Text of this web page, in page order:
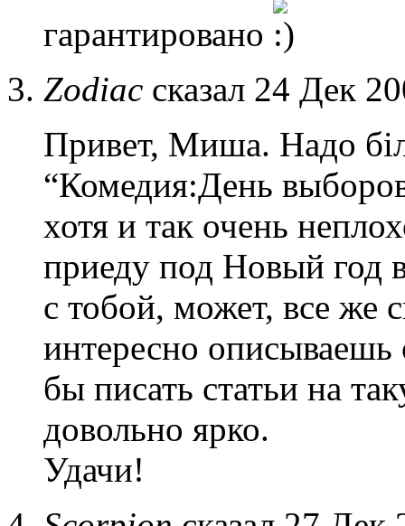
гарантировано
Zodiac сказал 24 Дек
Привет, Миша. Надо
“Комедия:День
хотя и так очень
приеду под Новый год
с тобой, может, все же
интересно описываешь
бы писать статьи на
довольно ярко.
Удачи!